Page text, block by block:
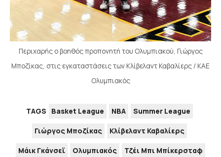
Περιχαρής ο βοηθός προπονητή του Ολυμπιακού, Γιώργος
Μποζίκας, στις εγκαταστάσεις των Κλίβελαντ Καβαλίερς / ΚΑΕ
Ολυμπιακός
TAGS Basket League NBA Summer League
Γιώργος Μποζίκας Κλίβελαντ Καβαλίερς
Μάικ Γκάνσεϊ Ολυμπιακός Τζέι Μπι Μπίκερσταφ